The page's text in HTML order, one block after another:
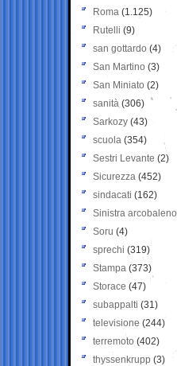
Roma (1.125)
Rutelli (9)
san gottardo (4)
San Martino (3)
San Miniato (2)
sanità (306)
Sarkozy (43)
scuola (354)
Sestri Levante (2)
Sicurezza (452)
sindacati (162)
Sinistra arcobaleno
Soru (4)
sprechi (319)
Stampa (373)
Storace (47)
subappalti (31)
televisione(244)
terremoto (402)
thyssenkrupp (3)